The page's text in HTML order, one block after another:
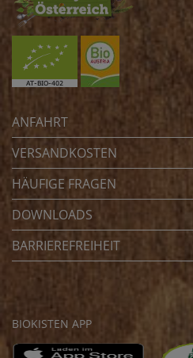
ANFAHRT
VERSANDKOSTEN
HÄUFIGE FRAGEN
DOWNLOADS
BARRIEREFREIHEIT
BIOKISTEN APP